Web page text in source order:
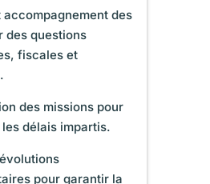
accompagnement des
des questions
fiscales et
des missions pour
délais impartis.
pour garantir la